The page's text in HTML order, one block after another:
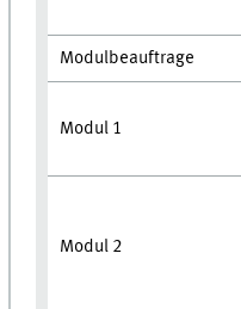
Modulbeauftrage
Modul 1
Modul 2